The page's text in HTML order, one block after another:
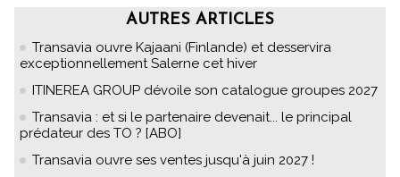
AUTRES ARTICLES
Transavia ouvre Kajaani (Finlande) et desservira
exceptionnellement Salerne cet hiver
ITINEREA GROUP dévoile son catalogue groupes 2027
Transavia : et si le partenaire devenait... le principal
prédateur des TO ? [ABO]
Transavia ouvre ses ventes jusqu'à juin 2027 !